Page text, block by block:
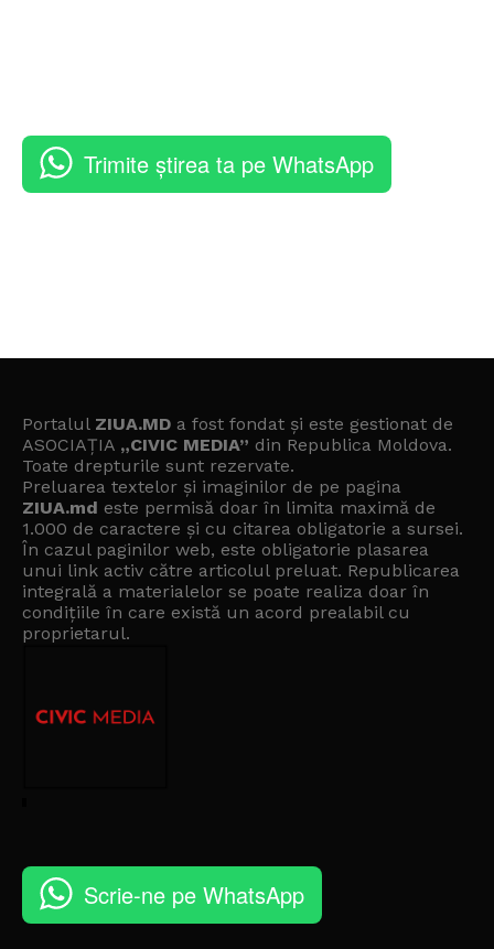
Trimite știrea ta pe WhatsApp
Portalul ZIUA.MD a fost fondat și este gestionat de
ASOCIAȚIA „CIVIC MEDIA” din Republica Moldova.
Toate drepturile sunt rezervate.
Preluarea textelor și imaginilor de pe pagina
ZIUA.md este permisă doar în limita maximă de
1.000 de caractere și cu citarea obligatorie a sursei.
În cazul paginilor web, este obligatorie plasarea
unui link activ către articolul preluat. Republicarea
integrală a materialelor se poate realiza doar în
condițiile în care există un acord prealabil cu
proprietarul.
Scrie-ne pe WhatsApp